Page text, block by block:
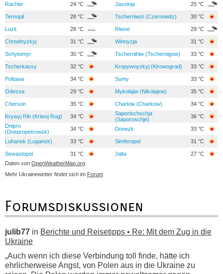
Rachiw 24 °C Jassinja 25 °C
Ternopil 28 °C Tscherniwzi (Czernowitz) 30 °C
Luzk 28 °C Riwne 29 °C
Chmelnyzkyj 31 °C Winnyzja 31 °C
Schytomyr 30 °C Tschernihiw (Tschernigow) 33 °C
Tscherkassy 32 °C Kropywnyzkyj (Kirowograd) 33 °C
Poltawa 34 °C Sumy 33 °C
Odessa 29 °C Mykolajiw (Nikolajew) 35 °C
Cherson 35 °C Charkiw (Charkow) 34 °C
Krywyj Rih (Kriwoj Rog) 34 °C
Saporischschja
(Saporoschje)
36 °C
Dnipro
(Dnepropetrowsk)
34 °C Donezk 33 °C
Luhansk (Lugansk) 33 °C Simferopol 31 °C
Sewastopol 31 °C Jalta
27 °C
Daten von OpenWeatherMap.org
Mehr Ukrainewetter findet sich im Forum
Forumsdiskussionen
julib77 in Berichte und Reisetipps • Re: Mit dem Zug in die
Ukraine
„Auch wenn ich diese Verbindung toll finde, hätte ich
ehrlicherweise Angst, von Polen aus in die Ukraine zu